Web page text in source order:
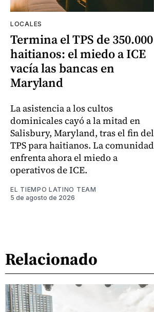
LOCALES
Termina el TPS de 350.000
haitianos: el miedo a ICE
vacía las bancas en
Maryland
La asistencia a los cultos
dominicales cayó a la mitad en
Salisbury, Maryland, tras el fin del
TPS para haitianos. La comunidad
enfrenta ahora el miedo a
operativos de ICE.
EL TIEMPO LATINO TEAM
5 de agosto de 2026
Relacionado